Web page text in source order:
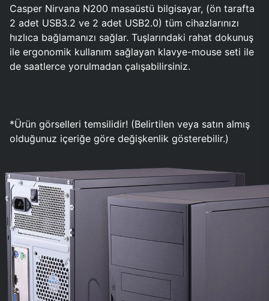
Casper Nirvana N200 masaüstü bilgisayar, (ön tarafta
2 adet USB3.2 ve 2 adet USB2.0) tüm cihazlarınızı
hızlıca bağlamanızı sağlar. Tuşlarındaki rahat dokunuş
ile ergonomik kullanım sağlayan klavye-mouse seti ile
de saatlerce yorulmadan çalışabilirsiniz.
*Ürün görselleri temsilidir! (Belirtilen veya satın almış
olduğunuz içeriğe göre değişkenlik gösterebilir.)